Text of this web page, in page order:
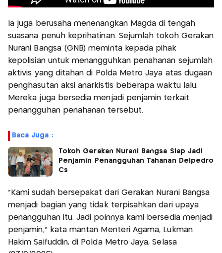
Ia juga berusaha menenangkan Magda di tengah
suasana penuh keprihatinan. Sejumlah tokoh Gerakan
Nurani Bangsa (GNB) meminta kepada pihak
kepolisian untuk menangguhkan penahanan sejumlah
aktivis yang ditahan di Polda Metro Jaya atas dugaan
penghasutan aksi anarkistis beberapa waktu lalu.
Mereka juga bersedia menjadi penjamin terkait
penangguhan penahanan tersebut.
Baca Juga :
Tokoh Gerakan Nurani Bangsa Siap Jadi
Penjamin Penangguhan Tahanan Delpedro
Cs
“Kami sudah bersepakat dari Gerakan Nurani Bangsa
menjadi bagian yang tidak terpisahkan dari upaya
penangguhan itu. Jadi poinnya kami bersedia menjadi
penjamin,” kata mantan Menteri Agama, Lukman
Hakim Saifuddin, di Polda Metro Jaya, Selasa